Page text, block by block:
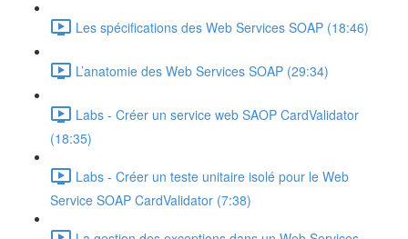
Les spécifications des Web Services SOAP (18:46)
L’anatomie des Web Services SOAP (29:34)
Labs - Créer un service web SAOP CardValidator
(18:35)
Labs - Créer un teste unitaire isolé pour le Web
Service SOAP CardValidator (7:38)